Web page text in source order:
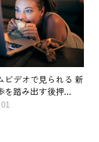
ビデオで見られる 新
を踏み出す後押...